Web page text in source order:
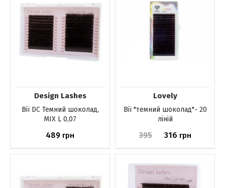
Design Lashes
Вії DС Темний шоколад,
MIX L 0,07
489 грн
Lovely
Вії "темний шоколад"- 20
ліній
395 316 грн